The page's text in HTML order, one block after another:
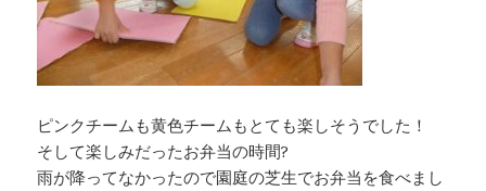
ピンクチームも黄色チームもとても楽しそうでした！
そして楽しみだったお弁当の時間?
雨が降ってなかったので園庭の芝生でお弁当を食べまし